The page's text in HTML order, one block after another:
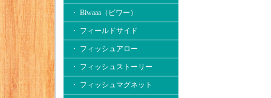
・ Biwaaa（ビワー）
・ フィールドサイド
・ フィッシュアロー
・ フィッシュストーリー
・ フィッシュマグネット